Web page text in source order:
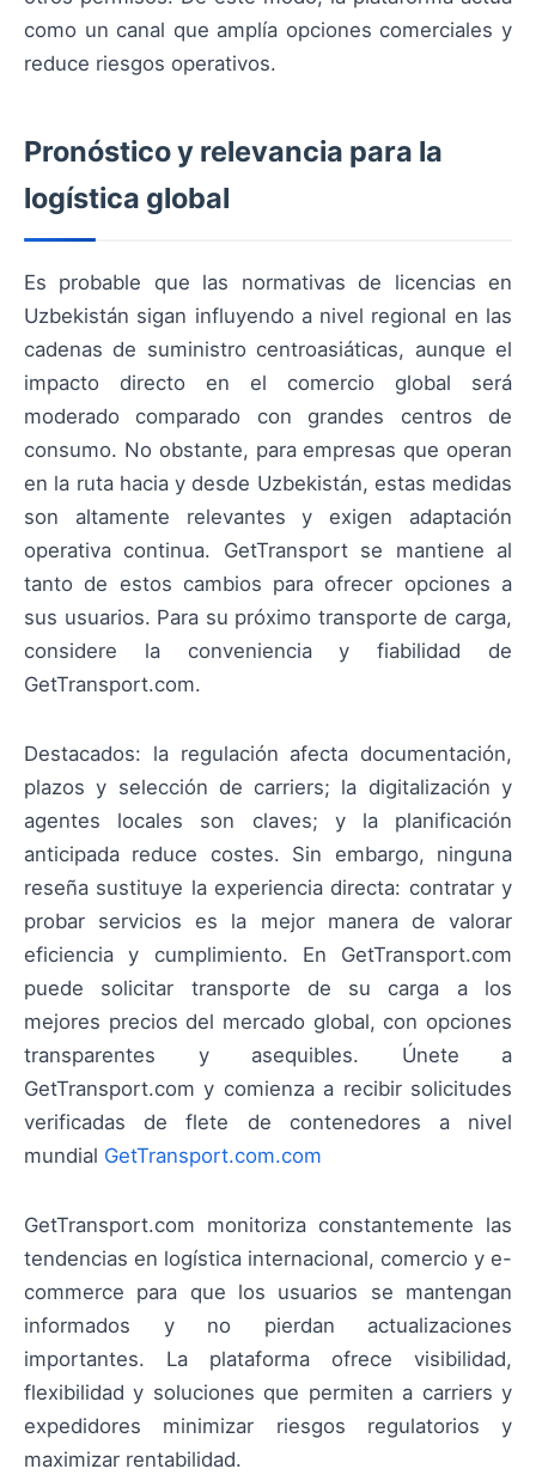
como un canal que amplía opciones comerciales y
reduce riesgos operativos.
Pronóstico y relevancia para la
logística global
Es probable que las normativas de licencias en
Uzbekistán sigan influyendo a nivel regional en las
cadenas de suministro centroasiáticas, aunque el
impacto directo en el comercio global será
moderado comparado con grandes centros de
consumo. No obstante, para empresas que operan
en la ruta hacia y desde Uzbekistán, estas medidas
son altamente relevantes y exigen adaptación
operativa continua. GetTransport se mantiene al
tanto de estos cambios para ofrecer opciones a
sus usuarios. Para su próximo transporte de carga,
considere la conveniencia y fiabilidad de
GetTransport.com.
Destacados: la regulación afecta documentación,
plazos y selección de carriers; la digitalización y
agentes locales son claves; y la planificación
anticipada reduce costes. Sin embargo, ninguna
reseña sustituye la experiencia directa: contratar y
probar servicios es la mejor manera de valorar
eficiencia y cumplimiento. En GetTransport.com
puede solicitar transporte de su carga a los
mejores precios del mercado global, con opciones
transparentes y asequibles. Únete a
GetTransport.com y comienza a recibir solicitudes
verificadas de flete de contenedores a nivel
mundial GetTransport.com.com
GetTransport.com monitoriza constantemente las
tendencias en logística internacional, comercio y e-
commerce para que los usuarios se mantengan
informados y no pierdan actualizaciones
importantes. La plataforma ofrece visibilidad,
flexibilidad y soluciones que permiten a carriers y
expedidores minimizar riesgos regulatorios y
maximizar rentabilidad.